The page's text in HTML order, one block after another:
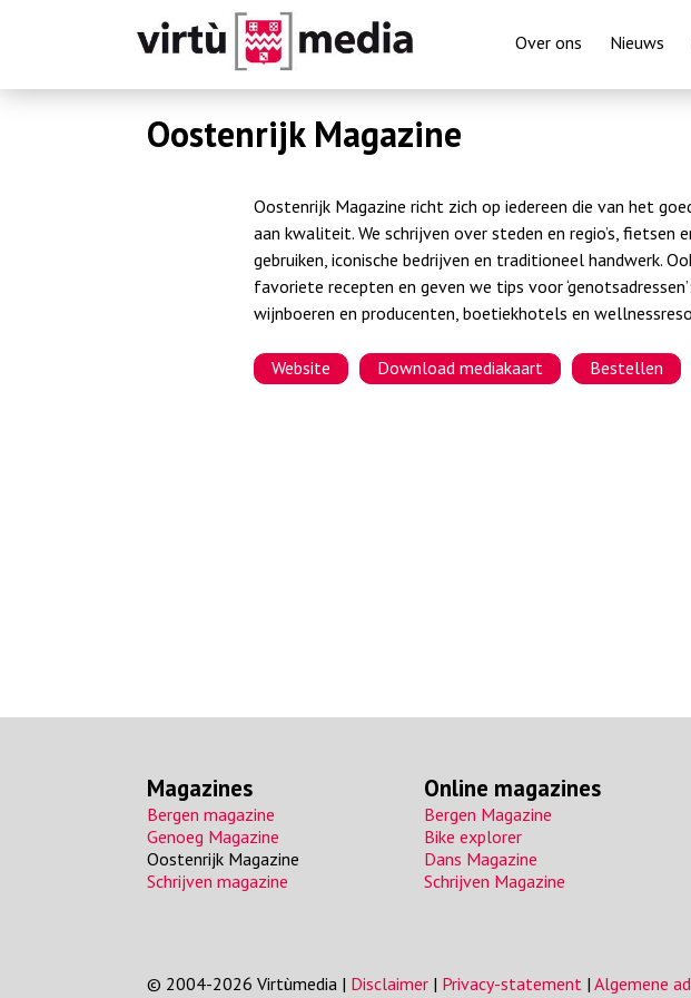
en
naar
gaan
V
Over ons Nieuws
Oostenrijk Magazine
Oostenrijk Magazine richt zich op iedereen die van het
aan kwaliteit. We schrijven over steden en regio’s, fietsen
gebruiken, iconische bedrijven en traditioneel handwerk.
favoriete recepten en geven we tips voor
wijnboeren en producenten, boetiekhotels en
Website Download mediakaart Bestellen
Magazines
Bergen magazine
Genoeg Magazine
Oostenrijk Magazine
Schrijven magazine
Online magazines
Bergen Magazine
Bike explorer
Dans Magazine
Schrijven Magazine
© 2004-2026 Virtùmedia | Disclaimer | Privacy-statement | Algemene